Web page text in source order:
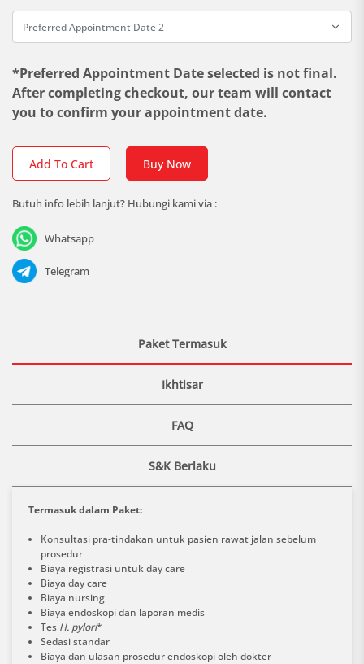
*Preferred Appointment Date selected is not final.
After completing checkout, our team will contact
you to confirm your appointment date.
Add To Cart Buy Now
Butuh info lebih lanjut? Hubungi kami via :
Whatsapp
Telegram
Paket Termasuk
Ikhtisar
FAQ
S&K Berlaku
Termasuk dalam Paket:
Konsultasi pra-tindakan untuk pasien rawat jalan sebelum
prosedur
Biaya registrasi untuk day care
Biaya day care
Biaya nursing
Biaya endoskopi dan laporan medis
Tes H. pylori*
Sedasi standar
Biaya dan ulasan prosedur endoskopi oleh dokter